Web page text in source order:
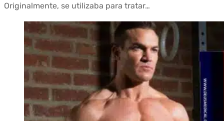
Originalmente, se utilizaba para tratar…